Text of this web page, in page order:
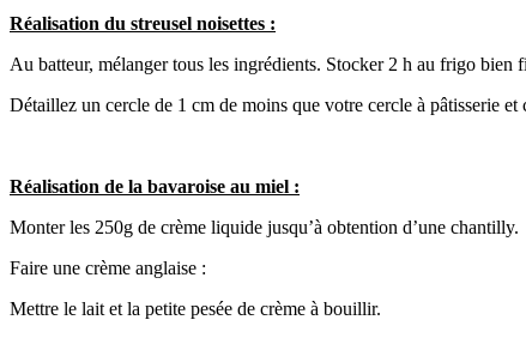
Réalisation du streusel noisettes :
Au batteur, mélanger tous les ingrédients. Stocker 2 h au frigo
Détaillez un cercle de 1 cm de moins que votre cercle à pâtisserie
Réalisation de la bavaroise au miel :
Monter les 250g de crème liquide jusqu’à obtention d’une chantilly.
Faire une crème anglaise :
Mettre le lait et la petite pesée de crème à bouillir.